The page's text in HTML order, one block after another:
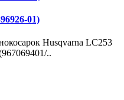
01)
Husqvarna LC253
..